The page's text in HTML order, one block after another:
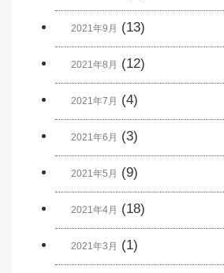
2021年9月 (13)
2021年8月 (12)
2021年7月 (4)
2021年6月 (3)
2021年5月 (9)
2021年4月 (18)
2021年3月 (1)